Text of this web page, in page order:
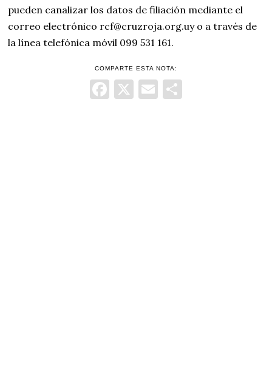
pueden canalizar los datos de filiación mediante el
correo electrónico rcf@cruzroja.org.uy o a través de
la línea telefónica móvil 099 531 161.
COMPARTE ESTA NOTA:
Facebook
X Email